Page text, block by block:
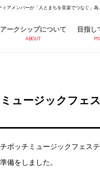
アメンバーが「人とまちを音楽でつなぐ」
アークシップについて
ABOUT
目指し
ミュージックフ
ポッチミュージックフェス
備をしました。